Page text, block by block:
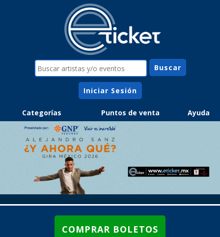
Iniciar Sesión
Categorías Puntos de venta Ayuda
COMPRAR BOLETOS